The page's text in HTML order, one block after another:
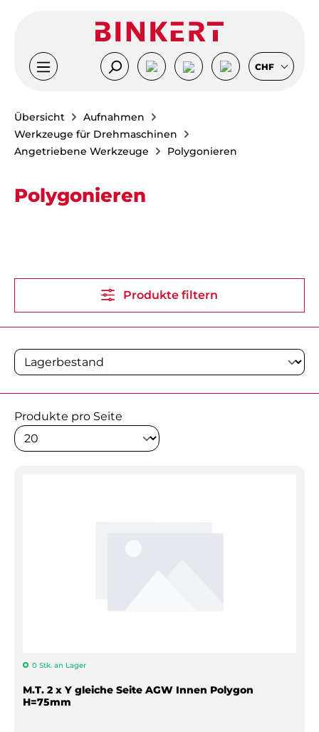
CHF
Übersicht
Aufnahmen
Werkzeuge für Drehmaschinen
Angetriebene Werkzeuge
Polygonieren
Polygonieren
Produkte filtern
Produkte pro Seite
0 Stk. an Lager
M.T. 2 x Y gleiche Seite AGW Innen Polygon
H=75mm